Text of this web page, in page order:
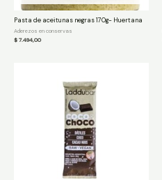
Pasta de aceitunas negras 170g- Huertana
Aderezos en conservas
$7.494,00